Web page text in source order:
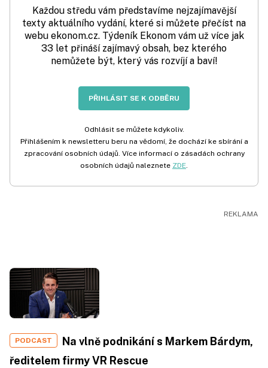
Každou středu vám představíme nejzajímavější
texty aktuálního vydání, které si můžete přečíst na
webu ekonom.cz. Týdeník Ekonom vám už více jak
33 let přináší zajímavý obsah, bez kterého
nemůžete být, který vás rozvíjí a baví!
PŘIHLÁSIT SE K ODBĚRU
Odhlásit se můžete kdykoliv.
Přihlášením k newsletteru beru na vědomí, že dochází ke sbírání a
zpracování osobních údajů. Více informací o zásadách ochrany
osobních údajů naleznete ZDE.
PODCAST
Na vlně podnikání s Markem Bárdym,
ředitelem firmy VR Rescue